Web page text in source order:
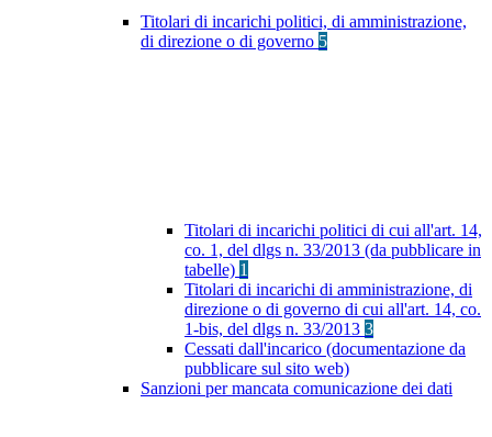
Titolari di incarichi politici, di amministrazione,
di direzione o di governo 5
Titolari di incarichi politici di cui all'art. 14,
co. 1, del dlgs n. 33/2013 (da pubblicare in
tabelle) 1
Titolari di incarichi di amministrazione, di
direzione o di governo di cui all'art. 14, co.
1-bis, del dlgs n. 33/2013 3
Cessati dall'incarico (documentazione da
pubblicare sul sito web)
Sanzioni per mancata comunicazione dei dati